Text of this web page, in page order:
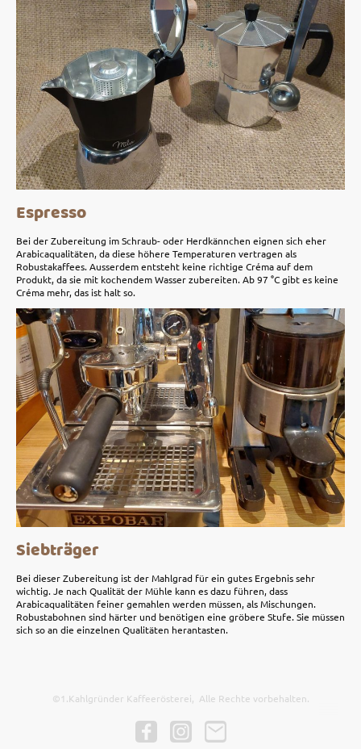
Espresso
Bei der Zubereitung im Schraub- oder Herdkännchen eignen sich eher
Arabicaqualitäten, da diese höhere Temperaturen vertragen als
Robustakaffees. Ausserdem entsteht keine richtige Créma auf dem
Produkt, da sie mit kochendem Wasser zubereiten. Ab 97 °C gibt es keine
Créma mehr, das ist halt so.
Siebträger
Bei dieser Zubereitung ist der Mahlgrad für ein gutes Ergebnis sehr
wichtig. Je nach Qualität der Mühle kann es dazu führen, dass
Arabicaqualitäten feiner gemahlen werden müssen, als Mischungen.
Robustabohnen sind härter und benötigen eine gröbere Stufe. Sie müssen
sich so an die einzelnen Qualitäten herantasten.
©1.Kahlgründer Kaffeerösterei, Alle Rechte vorbehalten.